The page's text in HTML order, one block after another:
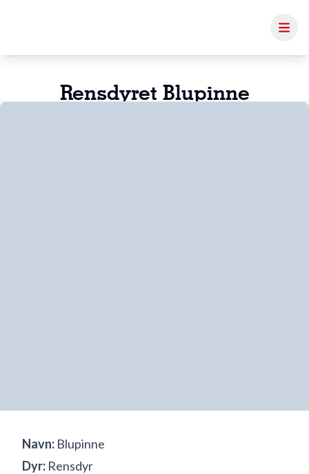
Rensdyret Blupinne
Navn: Blupinne
Dyr: Rensdyr